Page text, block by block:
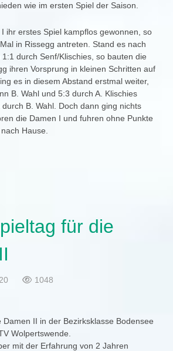
wie im ersten Spiel der Saison.
ihr erstes Spiel kampflos gewonnen, so
in Rissegg antreten. Stand es nach
durch Senf/Klischies, so bauten die
ihren Vorsprung in kleinen Schritten auf
es in diesem Abstand erstmal weiter,
B. Wahl und 5:3 durch A. Klischies
B. Wahl. Doch dann ging nichts
die Damen I und fuhren ohne Punkte
Hause.
für die
1048
II in der Bezirksklasse Bodensee
Wolpertswende.
mit der Erfahrung von 2 Jahren